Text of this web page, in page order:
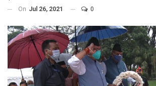
On Jul 26, 2021 0